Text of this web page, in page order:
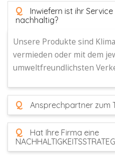
Q
Inwiefern ist ihr
nachhaltig?
Unsere Produkte sind
vermieden oder mit dem
umweltfreundlichsten
Q Ansprechpartner zum
Q
Hat Ihre Firma eine